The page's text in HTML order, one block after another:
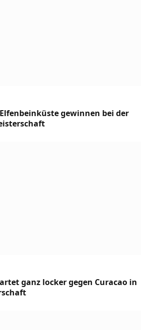
gewinnen bei der
ganz locker gegen Curacao in